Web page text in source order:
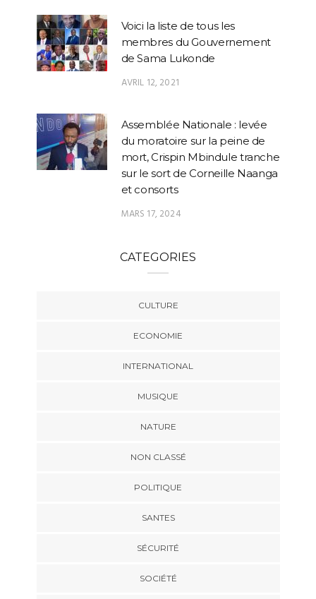
Voici la liste de tous les
membres du Gouvernement
de Sama Lukonde
AVRIL 12, 2021
Assemblée Nationale : levée
du moratoire sur la peine de
mort, Crispin Mbindule tranche
sur le sort de Corneille Naanga
et consorts
MARS 17, 2024
CATEGORIES
CULTURE
ECONOMIE
INTERNATIONAL
MUSIQUE
NATURE
NON CLASSÉ
POLITIQUE
SANTES
SÉCURITÉ
SOCIÉTÉ